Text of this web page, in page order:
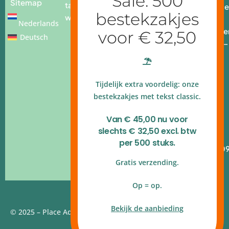
Sitemap
Nederlands
Deutsch
tafel
webshop
add.nl
Ma - vr: 9.00 –
Google
reviews
140.54.790
B.T.W.nr
© 2025 – Place Add | Website doorWebstudio 7
Tijdelijk extra voordelig: onze
bestekzakjes met tekst classic.
Van € 45,00 nu voor
slechts € 32,50 excl. btw
per 500 stuks.
Gratis verzending.
Op = op.
Bekijk de aanbieding